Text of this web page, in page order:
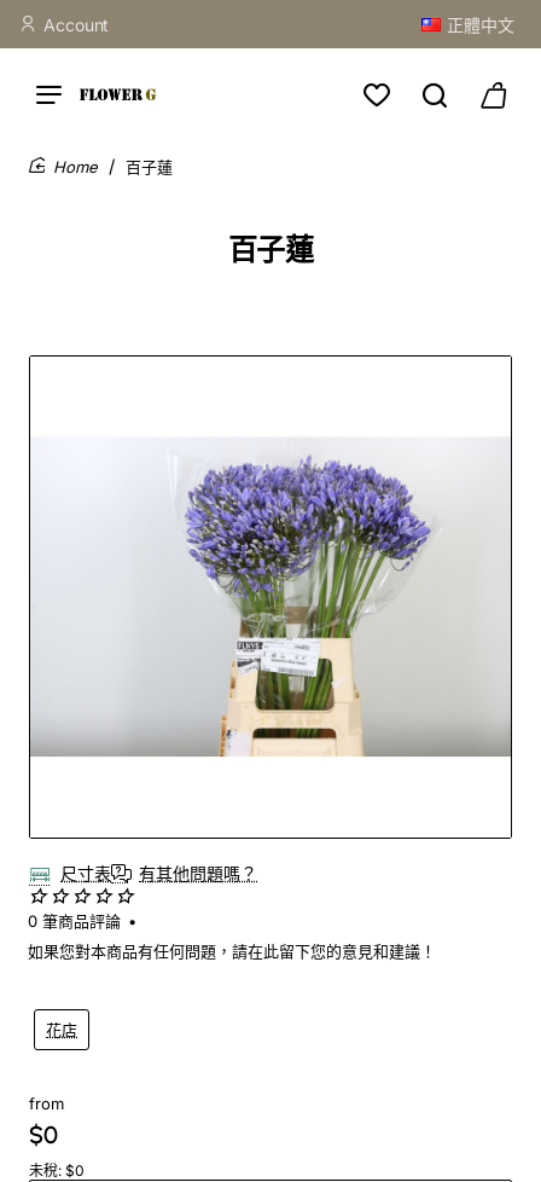
Account 正體中文
百子蓮
百子蓮
Out Of Stock
尺寸表 有其他問題嗎？
花店
0 筆商品評論 •
如果您對本商品有任何問題，請在此留下您的意見和建議！
from
$0
未稅: $0